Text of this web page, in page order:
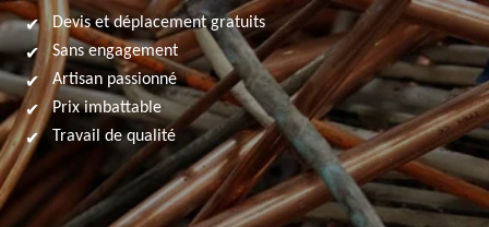
Devis et déplacement gratuits
Sans engagement
Artisan passionné
Prix imbattable
Travail de qualité